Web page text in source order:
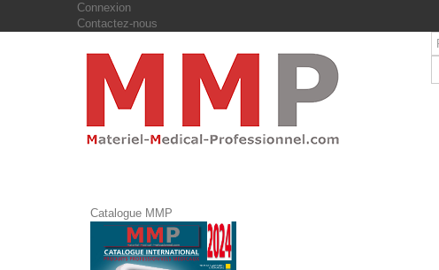
Connexion
Contactez-nous
Catalogue MMP